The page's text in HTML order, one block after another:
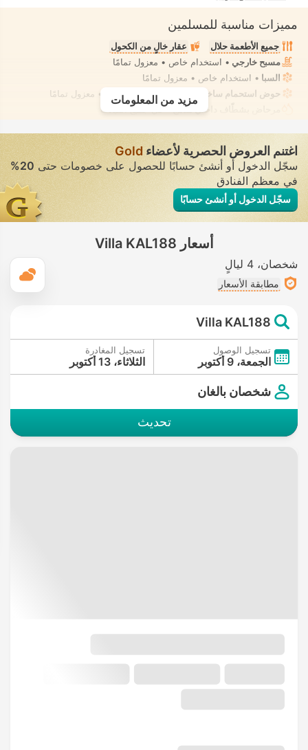
مميزات مناسبة للمسلمين
جميع الأطعمة حلال
عقار خالٍ من الكحول
مسبح خارجي • استخدام خاص • معزول تمامًا
السبا • استخدام خاص • معزول تمامًا
حوض استحمام ساخن/جاكوزي
• استخدام خاص • معزول تمامًا
مرحاض بشطّاف داخلي مدمج
• في جميع الفيلات
مزيد من المعلومات
اغتنم العروض الحصرية لأعضاء Gold
سجّل الدخول أو أنشئ حسابًا للحصول على خصومات حتى20%
في معظم الفنادق
سجّل الدخول أو أنشئ حسابًا
أسعار Villa KAL188
شخصان 4 ليالٍ
مطابقة الأسعار
Villa KAL188
تسجيل الوصول
الجمعة، 9 أكتوبر
تسجيل المغادرة
الثلاثاء، 13 أكتوبر
شخصان بالغان
تحديث